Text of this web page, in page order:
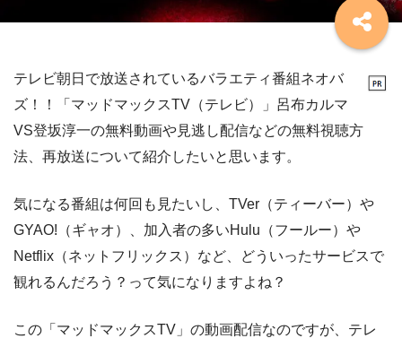
テレビ朝日で放送されているバラエティ番組ネオバ
ズ！！「マッドマックスTV（テレビ）」呂布カルマ
VS登坂淳一の無料動画や見逃し配信などの無料視聴方
法、再放送について紹介したいと思います。
気になる番組は何回も見たいし、TVer（ティーバー）や
GYAO!（ギャオ）、加入者の多いHulu（フールー）や
Netflix（ネットフリックス）など、どういったサービスで
観れるんだろう？って気になりますよね？
この「マッドマックスTV」の動画配信なのですが、テレ